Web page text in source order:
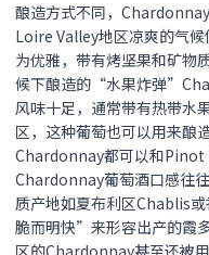
酿造方式不同，
Loire Valley地区凉爽的气
为优雅，带有烤坚果和矿物
候下酿造的“水果炸弹
风味十足，通常带有热带水
区，这种葡萄也可以用来酿
Chardonnay都可以和Pinot
Chardonnay葡萄酒口感往
质产地如夏布利区Chablis
脆而明快”来形容出产的霞